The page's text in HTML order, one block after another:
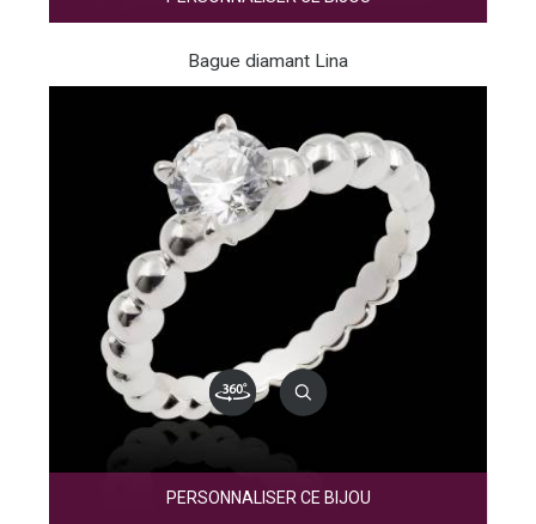
Bague diamant Lina
PERSONNALISER CE BIJOU